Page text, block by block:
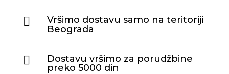

Vršimo dostavu samo na teritoriji
Beograda

Dostavu vršimo za porudžbine
preko 5000 din